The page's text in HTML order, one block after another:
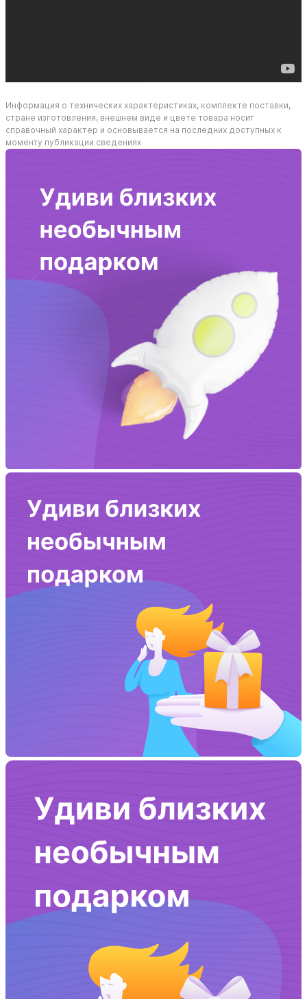
Информация о технических характеристиках, комплекте поставки,
стране изготовления, внешнем виде и цвете товара носит
справочный характер и основывается на последних доступных к
моменту публикации сведениях